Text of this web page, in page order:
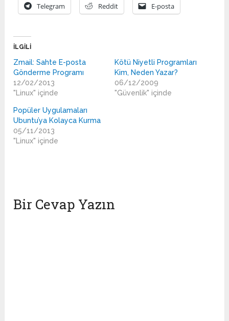
Telegram Reddit E-posta
İLGILI
Zmail: Sahte E-posta
Gönderme Programı
12/02/2013
"Linux" içinde
Kötü Niyetli Programları
Kim, Neden Yazar?
06/12/2009
"Güvenlik" içinde
Popüler Uygulamaları
Ubuntu’ya Kolayca Kurma
05/11/2013
"Linux" içinde
Bir Cevap Yazın